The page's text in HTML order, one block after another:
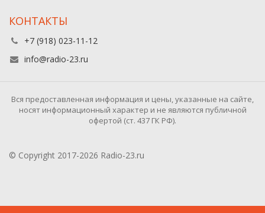
КОНТАКТЫ
+7 (918) 023-11-12
info@radio-23.ru
Вся предоставленная информация и цены, указанные на сайте,
носят информационный характер и не являются публичной
офертой (ст. 437 ГК РФ).
© Copyright 2017-2026 Radio-23.ru